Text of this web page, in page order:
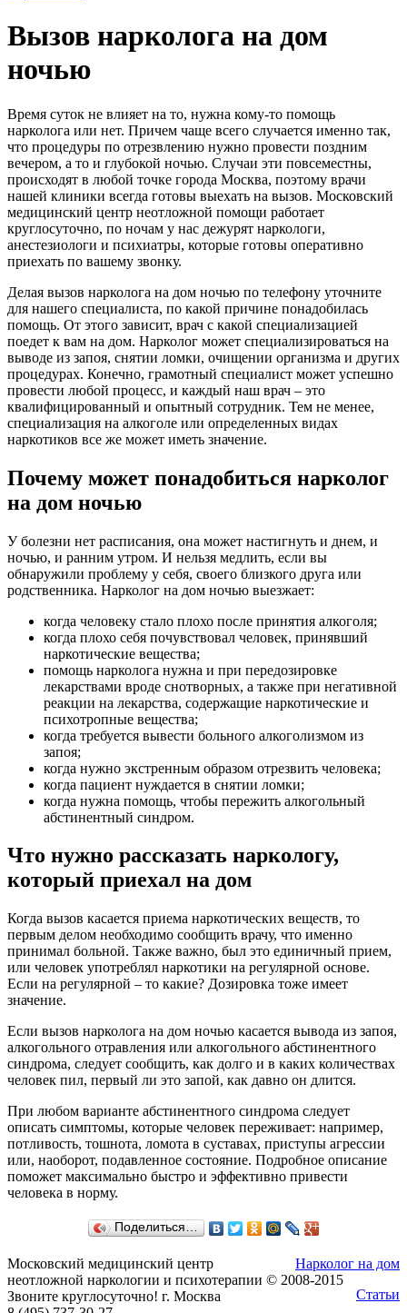
Вызов нарколога на дом
ночью
Время суток не влияет на то, нужна кому-то помощь
нарколога или нет. Причем чаще всего случается именно так,
что процедуры по отрезвлению нужно провести поздним
вечером, а то и глубокой ночью. Случаи эти повсеместны,
происходят в любой точке города Москва, поэтому врачи
нашей клиники всегда готовы выехать на вызов. Московский
медицинский центр неотложной помощи работает
круглосуточно, по ночам у нас дежурят наркологи,
анестезиологи и психиатры, которые готовы оперативно
приехать по вашему звонку.
Делая вызов нарколога на дом ночью по телефону уточните
для нашего специалиста, по какой причине понадобилась
помощь. От этого зависит, врач с какой специализацией
поедет к вам на дом. Нарколог может специализироваться на
выводе из запоя, снятии ломки, очищении организма и других
процедурах. Конечно, грамотный специалист может успешно
провести любой процесс, и каждый наш врач – это
квалифицированный и опытный сотрудник. Тем не менее,
специализация на алкоголе или определенных видах
наркотиков все же может иметь значение.
Почему может понадобиться нарколог
на дом ночью
У болезни нет расписания, она может настигнуть и днем, и
ночью, и ранним утром. И нельзя медлить, если вы
обнаружили проблему у себя, своего близкого друга или
родственника. Нарколог на дом ночью выезжает:
когда человеку стало плохо после принятия алкоголя;
когда плохо себя почувствовал человек, принявший
наркотические вещества;
помощь нарколога нужна и при передозировке
лекарствами вроде снотворных, а также при негативной
реакции на лекарства, содержащие наркотические и
психотропные вещества;
когда требуется вывести больного алкоголизмом из
запоя;
когда нужно экстренным образом отрезвить человека;
когда пациент нуждается в снятии ломки;
когда нужна помощь, чтобы пережить алкогольный
абстинентный синдром.
Что нужно рассказать наркологу,
который приехал на дом
Когда вызов касается приема наркотических веществ, то
первым делом необходимо сообщить врачу, что именно
принимал больной. Также важно, был это единичный прием,
или человек употреблял наркотики на регулярной основе.
Если на регулярной – то какие? Дозировка тоже имеет
значение.
Если вызов нарколога на дом ночью касается вывода из запоя,
алкогольного отравления или алкогольного абстинентного
синдрома, следует сообщить, как долго и в каких количествах
человек пил, первый ли это запой, как давно он длится.
При любом варианте абстинентного синдрома следует
описать симптомы, которые человек переживает: например,
потливость, тошнота, ломота в суставах, приступы агрессии
или, наоборот, подавленное состояние. Подробное описание
поможет максимально быстро и эффективно привести
человека в норму.
Поделиться…
Московский медицинский центр
неотложной наркологии и психотерапии © 2008-2015
Звоните круглосуточно! г. Москва
Нарколог на дом
Статьи